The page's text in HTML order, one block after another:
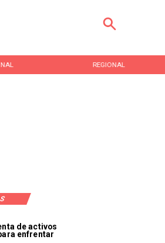
REGIONAL
de activos
enfrentar